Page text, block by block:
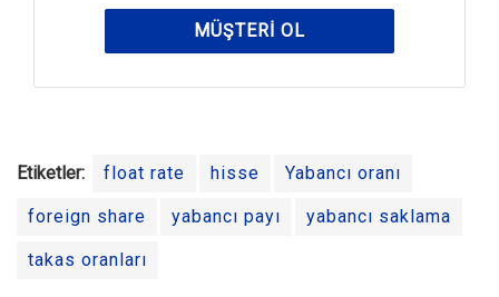
MÜŞTERI OL
Etiketler: float rate hisse Yabancı oranı
foreign share yabancı payı yabancı saklama
takas oranları